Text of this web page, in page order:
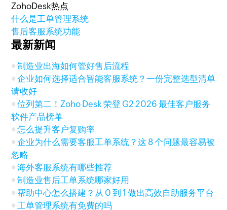
ZohoDesk热点
什么是工单管理系统
售后客服系统功能
最新新闻
制造业出海如何管好售后流程
企业如何选择适合智能客服系统？一份完整选型清单
请收好
位列第二！Zoho Desk 荣登 G2 2026 最佳客户服务
软件产品榜单
怎么提升客户复购率
企业为什么需要客服工单系统？这 8 个问题最容易被
忽略
海外客服系统有哪些推荐
制造业售后工单系统哪家好用
帮助中心怎么搭建？从 0 到 1 做出高效自助服务平台
工单管理系统有免费的吗